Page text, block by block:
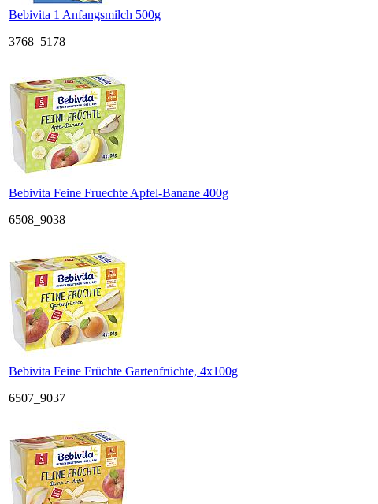
Bebivita 1 Anfangsmilch 500g
3768_5178
Bebivita Feine Fruechte Apfel-Banane 400g
6508_9038
Bebivita Feine Früchte Gartenfrüchte, 4x100g
6507_9037